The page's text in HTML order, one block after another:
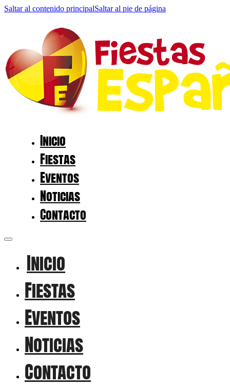
Saltar al contenido principalSaltar al pie de página
Inicio
Fiestas
Eventos
Noticias
Contacto
Inicio
Fiestas
Eventos
Noticias
Contacto